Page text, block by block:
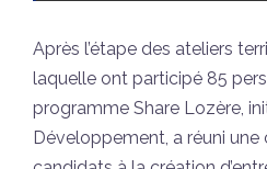
Après l’étape des ateliers
laquelle ont participé 85
programme Share Lozère,
Développement, a réuni une